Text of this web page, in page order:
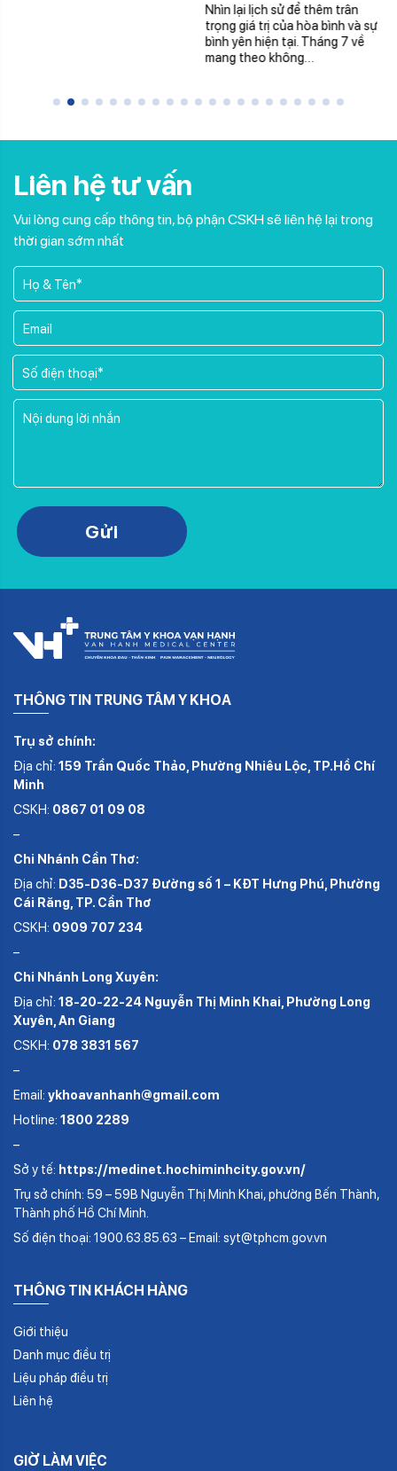
27/7/2026)
Nhìn lại lịch sử để thêm trân
trọng giá trị của hòa bình và sự
bình yên hiện tại. Tháng 7 về
mang theo không…
THÔNG TIN TRUNG TÂM Y KHOA
Trụ sở chính:
Địa chỉ: 159 Trần Quốc Thảo, Phường Nhiêu Lộc, TP.Hồ Chí
Minh
CSKH: 0867 01 09 08
–
Chi Nhánh Cần Thơ:
Địa chỉ: D35-D36-D37 Đường số 1 – KĐT Hưng Phú, Phường
Cái Răng, TP. Cần Thơ
CSKH: 0909 707 234
–
Chi Nhánh Long Xuyên:
Địa chỉ: 18-20-22-24 Nguyễn Thị Minh Khai, Phường Long
Xuyên, An Giang
CSKH: 078 3831 567
–
Email: ykhoavanhanh@gmail.com
Hotline: 1800 2289
–
Sở y tế: https://medinet.hochiminhcity.gov.vn/
Trụ sở chính: 59 – 59B Nguyễn Thị Minh Khai, phường Bến Thành,
Thành phố Hồ Chí Minh.
Số điện thoại: 1900.63.85.63 – Email: syt@tphcm.gov.vn
THÔNG TIN KHÁCH HÀNG
Giới thiệu
Danh mục điều trị
Liệu pháp điều trị
Liên hệ
GIỜ LÀM VIỆC
Liên hệ tư vấn
Vui lòng cung cấp thông tin, bộ phận CSKH sẽ liên hệ lại trong
thời gian sớm nhất
Please leave this field empty.
Gửi